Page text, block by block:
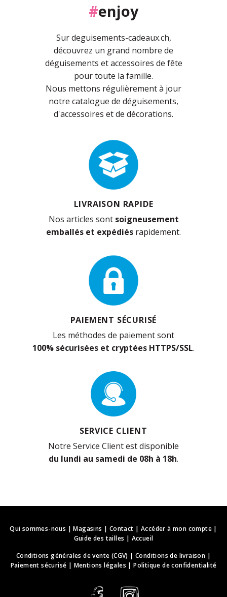
#enjoy
Sur deguisements-cadeaux.ch,
découvrez un grand nombre de
déguisements et accessoires de fête
pour toute la famille.
Nous mettons régulièrement à jour
notre catalogue de déguisements,
d'accessoires et de décorations.
LIVRAISON RAPIDE
Nos articles sont soigneusement
emballés et expédiés rapidement.
PAIEMENT SÉCURISÉ
Les méthodes de paiement sont
100% sécurisées et cryptées HTTPS/SSL.
SERVICE CLIENT
Notre Service Client est disponible
du lundi au samedi de 08h à 18h.
Qui sommes-nous |Magasins | Contact | Accéder à mon compte|
Guide des tailles | Accueil
Conditions générales de vente (CGV) |Conditions de livraison |
Paiement sécurisé | Mentions légales |Politique de confidentialité